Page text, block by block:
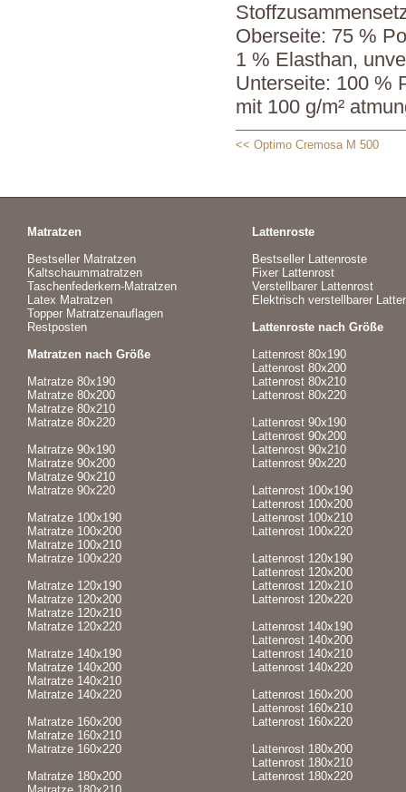
Oberseite: 75 %
1 % Elasthan,
Unterseite: 100 %
mit 100 g/m²
<< Optimo Cremosa M 500
Matratzen
Bestseller Matratzen
Kaltschaummatratzen
Taschenfederkern-Matratzen
Latex Matratzen
Topper Matratzenauflagen
Restposten
Matratzen nach Größe
Matratze 80x190
Matratze 80x200
Matratze 80x210
Matratze 80x220
Matratze 90x190
Matratze 90x200
Matratze 90x210
Matratze 90x220
Matratze 100x190
Matratze 100x200
Matratze 100x210
Matratze 100x220
Matratze 120x190
Matratze 120x200
Matratze 120x210
Matratze 120x220
Matratze 140x190
Matratze 140x200
Matratze 140x210
Matratze 140x220
Matratze 160x200
Matratze 160x210
Matratze 160x220
Matratze 180x200
Lattenroste
Bestseller Lattenroste
Fixer Lattenrost
Verstellbarer Lattenrost
Elektrisch verstellbarer
Lattenroste nach Größe
Lattenrost 80x190
Lattenrost 80x200
Lattenrost 80x210
Lattenrost 80x220
Lattenrost 90x190
Lattenrost 90x200
Lattenrost 90x210
Lattenrost 90x220
Lattenrost 100x190
Lattenrost 100x200
Lattenrost 100x210
Lattenrost 100x220
Lattenrost 120x190
Lattenrost 120x200
Lattenrost 120x210
Lattenrost 120x220
Lattenrost 140x190
Lattenrost 140x200
Lattenrost 140x210
Lattenrost 140x220
Lattenrost 160x200
Lattenrost 160x210
Lattenrost 160x220
Lattenrost 180x200
Lattenrost 180x210
Lattenrost 180x220